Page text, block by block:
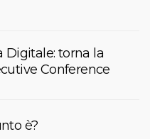
Digitale: torna la
Conference
è?